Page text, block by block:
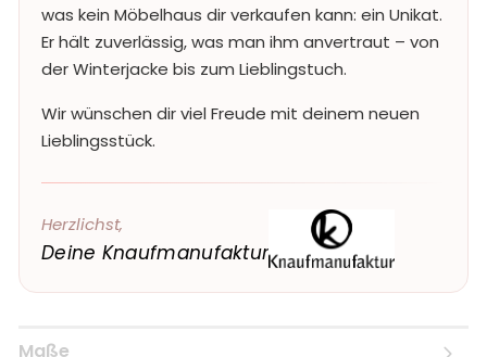
was kein Möbelhaus dir verkaufen kann: ein Unikat.
Er hält zuverlässig, was man ihm anvertraut – von
der Winterjacke bis zum Lieblingstuch.
Wir wünschen dir viel Freude mit deinem neuen
Lieblingsstück.
Herzlichst,
Deine Knaufmanufaktur
Maße